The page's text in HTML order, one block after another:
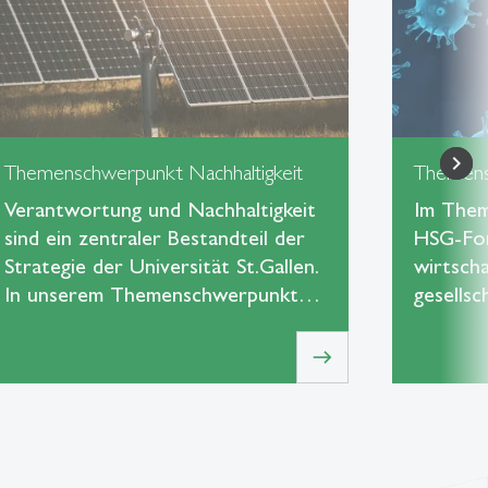
Themenschwerpunkt Nachhaltigkeit
Verantwortung und Nachhaltigkeit
sind ein zentraler Bestandteil der
Strategie der Universität St.Gallen.
In unserem Themenschwerpunkt…
east
Im
HSG-